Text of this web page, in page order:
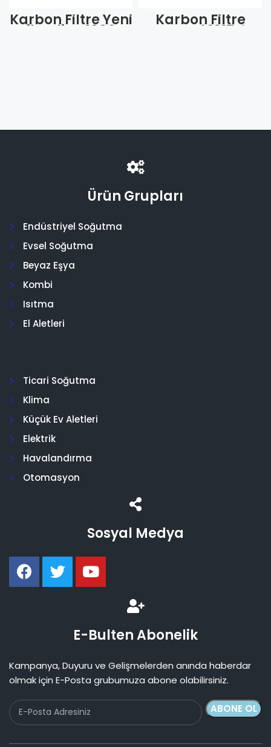
Karbon Filtre Yeni
Silverline 1006-
Karbon Filtre
Kumtel 1017 4
Ürün Grupları
Endüstriyel Soğutma
Evsel Soğutma
Beyaz Eşya
Kombi
Isıtma
El Aletleri
Ticari Soğutma
Klima
Küçük Ev Aletleri
Elektrik
Havalandırma
Otomasyon
Sosyal Medya
E-Bulten Abonelik
Kampanya, Duyuru ve Gelişmelerden anında haberdar
olmak için E-Posta grubumuza abone olabilirsiniz.